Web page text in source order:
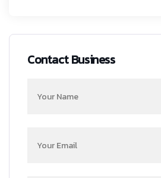
Contact Business